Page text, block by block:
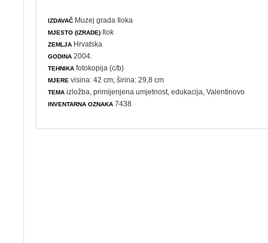
IZDAVAČ Muzej grada Iloka
MJESTO (IZRADE) Ilok
ZEMLJA Hrvatska
GODINA 2004.
TEHNIKA fotokopija (c/b)
MJERE visina: 42 cm; širina: 29,8 cm
TEMA izložba ,primijenjena umjetnost ,edukacija ,Valentinovo
INVENTARNA OZNAKA 7438